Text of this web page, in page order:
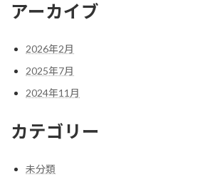
アーカイブ
2026年2月
2025年7月
2024年11月
カテゴリー
未分類